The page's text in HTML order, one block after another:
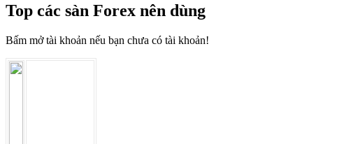
Top các sàn Forex nên dùng
Bấm mở tài khoản nếu bạn chưa có tài khoản!